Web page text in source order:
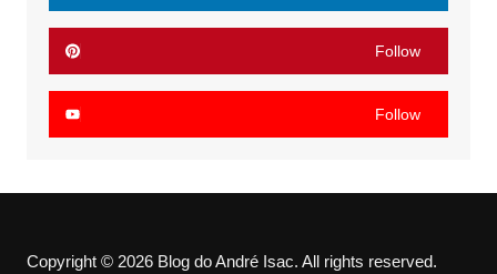
Follow
Follow
Copyright © 2026 Blog do André Isac. All rights reserved.